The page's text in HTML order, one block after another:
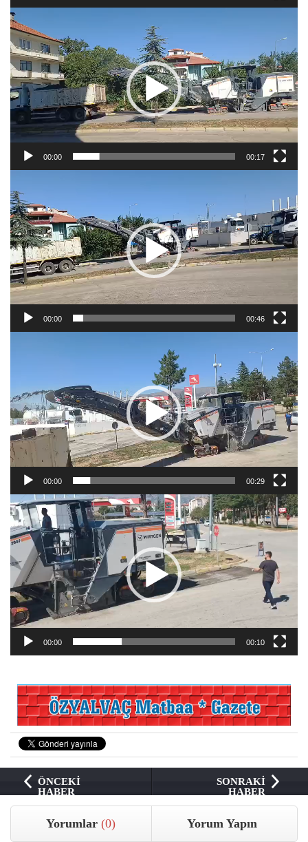
Video
oynatıcı
00:00 00:17
oynatıcı
00:00 00:46
00:00 00:29
Video
oynatıcı
00:00 00:10
ÖNCEKİ
HABER
SONRAKİ
HABER
Yorumlar(0) Yorum Yapın